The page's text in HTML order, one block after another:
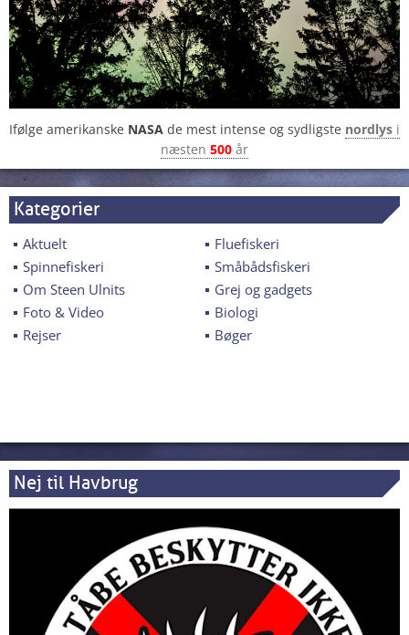
Ifølge amerikanske NASA de mest intense og sydligste nordlys i
næsten 500 år
Kategorier
Aktuelt
Fluefiskeri
Spinnefiskeri
Småbådsfiskeri
Om Steen Ulnits
Grej og gadgets
Foto & Video
Biologi
Rejser
Bøger
Nej til Havbrug